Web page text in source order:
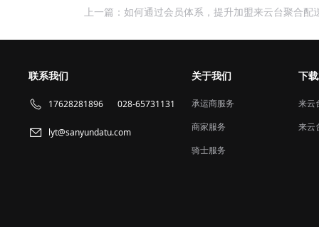
上一篇：如何通过会员体系，提升加盟来云台聚合配
联系我们
17628281896 028-65731131
lyt@sanyundatu.com
关于我们
承运商服务
商家服务
骑士服务
下
来云
来云